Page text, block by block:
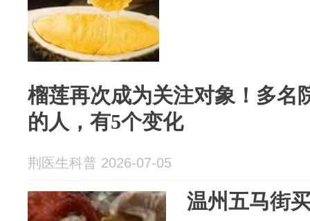
榴莲再次成为关注对象！多名
的人，有5个变化
荆医生科普 2026-07-05
温州五马街